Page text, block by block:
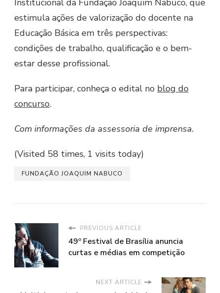
Institucional da Fundação Joaquim Nabuco, que
estimula ações de valorização do docente na
Educação Básica em três perspectivas:
condições de trabalho, qualificação e o bem-
estar desse profissional.
Para participar, conheça o edital no blog do
concurso.
Com informações da assessoria de imprensa.
(Visited 58 times, 1 visits today)
FUNDAÇÃO JOAQUIM NABUCO
PREVIOUS ARTICLE
49º Festival de Brasília anuncia
curtas e médias em competição
NEXT ARTICLE